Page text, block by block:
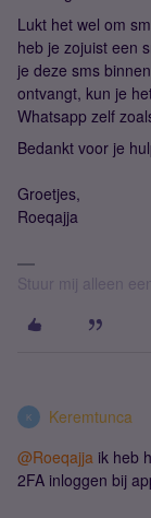
Lukt het wel om
heb je zojuist een
je deze sms
ontvangt, kun je
Whatsapp zelf
Bedankt voor je
Groetjes,
Roeqajja
Stuur mij alleen
K Keremtunca
@Roeqajja ik heb
2FA inloggen bij